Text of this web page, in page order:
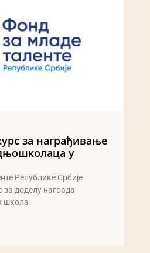
за награђивање
у
Републике Србије
за доделу награда
школа